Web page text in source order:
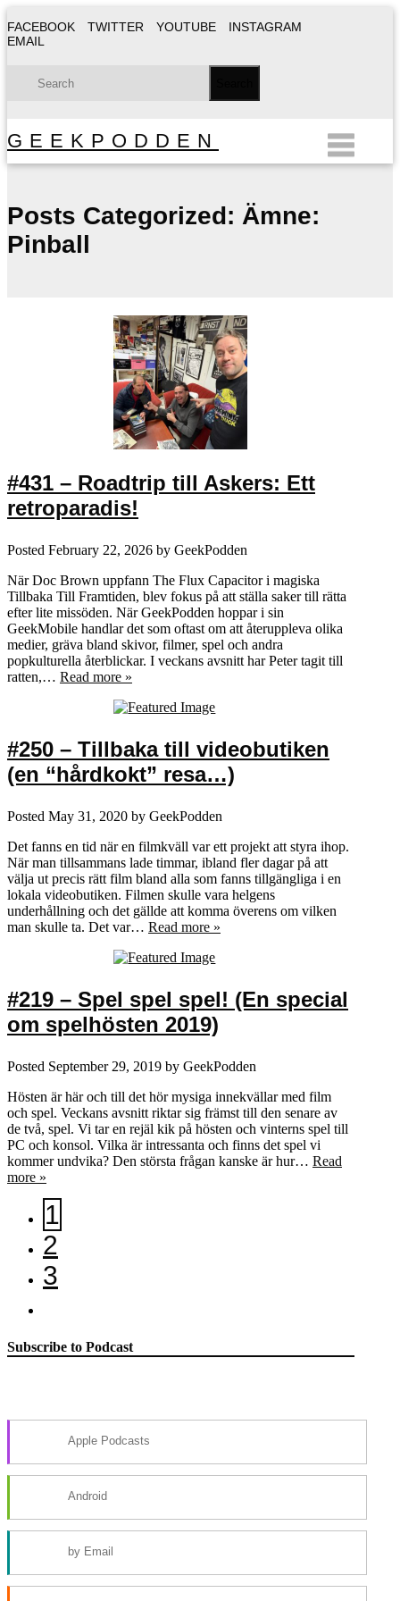
FACEBOOK TWITTER YOUTUBE
INSTAGRAM
EMAIL
GEEKPODDEN
Posts Categorized: Ämne:
Pinball
#431 – Roadtrip till Askers: Ett
retroparadis!
Posted February 22, 2026 by GeekPodden
När Doc Brown uppfann The Flux Capacitor i magiska
Tillbaka Till Framtiden, blev fokus på att ställa saker till rätta
efter lite missöden. När GeekPodden hoppar i sin
GeekMobile handlar det som oftast om att återuppleva olika
medier, gräva bland skivor, filmer, spel och andra
popkulturella återblickar. I veckans avsnitt har Peter tagit till
ratten,… Read more »
#250 – Tillbaka till videobutiken
(en “hårdkokt” resa…)
Posted May 31, 2020 by GeekPodden
Det fanns en tid när en filmkväll var ett projekt att styra ihop.
När man tillsammans lade timmar, ibland fler dagar på att
välja ut precis rätt film bland alla som fanns tillgängliga i en
lokala videobutiken. Filmen skulle vara helgens
underhållning och det gällde att komma överens om vilken
man skulle ta. Det var… Read more »
#219 – Spel spel spel! (En special
om spelhösten 2019)
Posted September 29, 2019 by GeekPodden
Hösten är här och till det hör mysiga innekvällar med film
och spel. Veckans avsnitt riktar sig främst till den senare av
de två, spel. Vi tar en rejäl kik på hösten och vinterns spel till
PC och konsol. Vilka är intressanta och finns det spel vi
kommer undvika? Den största frågan kanske är hur… Read
more »
1
2
3
Subscribe to Podcast
Apple Podcasts
Android
by Email